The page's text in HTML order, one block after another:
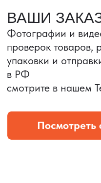
Портативные колонки
Условия: Тираж 3100 шт.
Колонка с шнуром
зарядным, без коробки
и ложемента (эвы).
Проверка по ТЗ включает:
— измерения размеров